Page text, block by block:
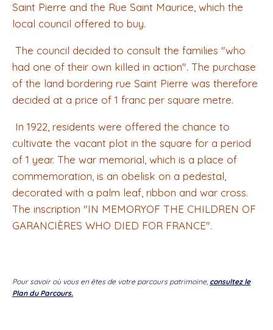
Saint Pierre and the Rue Saint Maurice, which the
local council offered to buy.
The council decided to consult the families "who
had one of their own killed in action". The purchase
of the land bordering rue Saint Pierre was therefore
decided at a price of 1 franc per square metre.
In 1922, residents were offered the chance to
cultivate the vacant plot in the square for a period
of 1 year. The war memorial, which is a place of
commemoration, is an obelisk on a pedestal,
decorated with a palm leaf, ribbon and war cross.
The inscription "IN MEMORYOF THE CHILDREN OF
GARANCIÈRES WHO DIED FOR FRANCE".
Pour savoir où vous en êtes de votre parcours patrimoine, consultez le
Plan du Parcours.